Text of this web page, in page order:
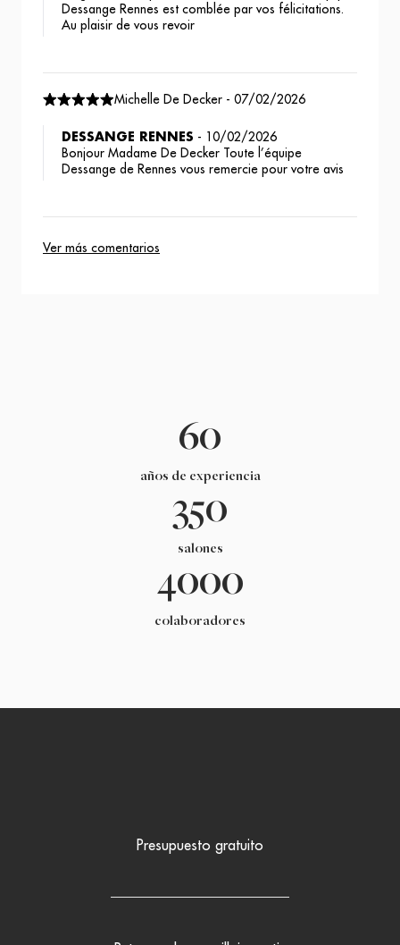
Dessange Rennes est comblée par vos félicitations.
Au plaisir de vous revoir
Michelle De Decker - 07/02/2026
DESSANGE RENNES - 10/02/2026
Bonjour Madame De Decker Toute l’équipe
Dessange de Rennes vous remercie pour votre avis
Ver más comentarios
60
años de experiencia
350
salones
4000
colaboradores
Presupuesto gratuito